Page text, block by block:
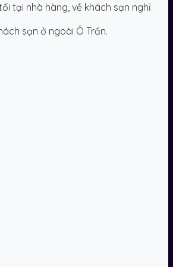
tại nhà hàng, về khách sạn nghỉ
sạn ở ngoài Ô Trấn.